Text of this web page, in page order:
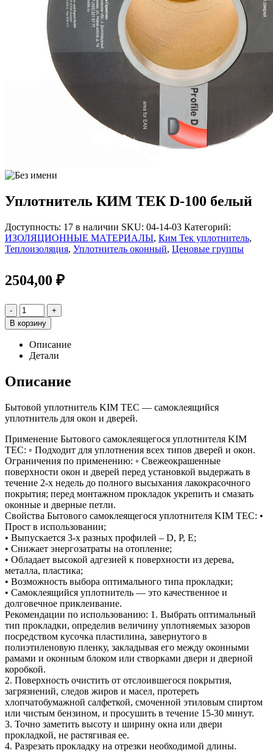
Уплотнитель КИМ ТЕК D-100 белый
Доступность: 17 в наличии SKU: 04-14-03 Категорий:
ИЗОЛЯЦИОННЫЕ МАТЕРИАЛЫ, Ким Тек уплотнитель,
Теплоизоляция, Уплотнитель оконный, Ценовые группы
2504,00 ₽
-
+
В корзину
Описание
Детали
Описание
Бытовой уплотнитель KIM TEC — самоклеящийся
уплотнитель для окон и дверей.
Применение Бытового самоклеящегося уплотнителя KIM
TEC: ◦ Подходит для уплотнения всех типов дверей и окон.
Ограничения по применению: ◦ Свежеокрашенные
поверхности окон и дверей перед установкой выдержать в
течение 2-х недель до полного высыхания лакокрасочного
покрытия; перед монтажном прокладок укрепить и смазать
оконные и дверные петли.
Свойства Бытового самоклеящегося уплотнителя KIM TEC: •
Прост в использовании;
• Выпускается 3-х разных профилей – D, P, E;
• Снижает энергозатраты на отопление;
• Обладает высокой адгезией к поверхности из дерева,
металла, пластика;
• Возможность выбора оптимального типа прокладки;
• Самоклеящийся уплотнитель — это качественное и
долговечное приклеивание.
Рекомендации по использованию: 1. Выбрать оптимальный
тип прокладки, определив величину уплотняемых зазоров
посредством кусочка пластилина, завернутого в
полиэтиленовую пленку, закладывая его между оконными
рамами и оконным блоком или створками двери и дверной
коробкой.
2. Поверхность очистить от отслоившегося покрытия,
загрязнений, следов жиров и масел, протереть
хлопчатобумажной салфеткой, смоченной этиловым спиртом
или чистым бензином, и просушить в течение 15-30 минут.
3. Точно заметить высоту и ширину окна или двери
прокладкой, не растягивая ее.
4. Разрезать прокладку на отрезки необходимой длины.